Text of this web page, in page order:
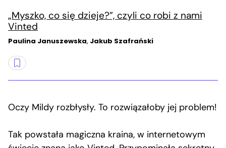
„Myszko, co się dzieje?”, czyli co robi z nami
Vinted
Paulina Januszewska, Jakub Szafrański
Oczy Mildy rozbłysły. To rozwiązałoby jej problem!
Tak powstała magiczna kraina, w internetowym